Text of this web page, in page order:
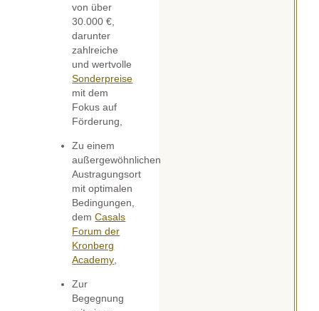
von über
30.000 €,
darunter
zahlreiche
und wertvolle
Sonderpreise
mit dem
Fokus auf
Förderung,
Zu einem
außergewöhnlichen
Austragungsort
mit optimalen
Bedingungen,
demCasals
Forum der
Kronberg
Academy
Zur
Begegnung